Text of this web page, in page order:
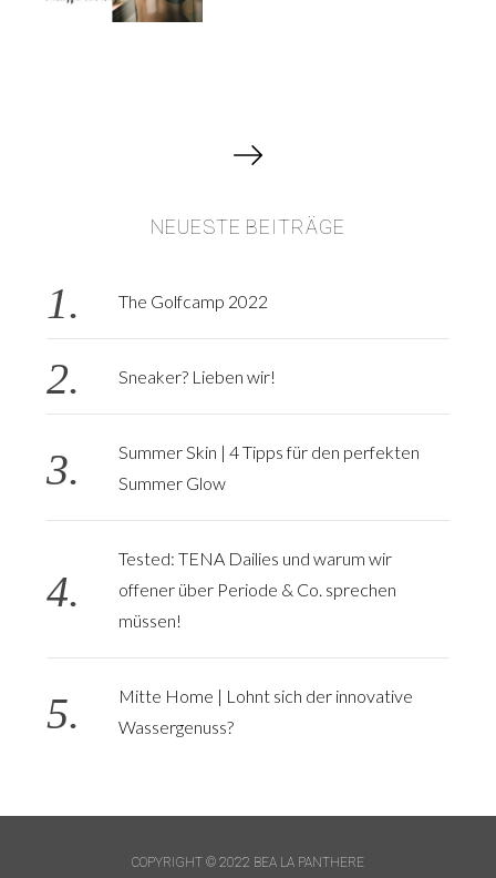
NEUESTE BEITRÄGE
The Golfcamp 2022
Sneaker? Lieben wir!
Summer Skin | 4 Tipps für den perfekten
Summer Glow
Tested: TENA Dailies und warum wir
offener über Periode & Co. sprechen
müssen!
Mitte Home | Lohnt sich der innovative
Wassergenuss?
COPYRIGHT © 2022 BEA LA PANTHERE